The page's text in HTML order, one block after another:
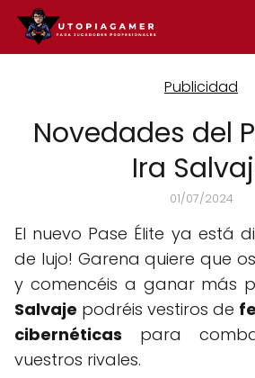
Novedades del
Ira
01/07/2024
El nuevo Pase Élite ya está
de lujo! Garena quiere que os
y comencéis a ganar más
Salvaje podréis vestiros de
cibernéticas para
vuestros rivales.